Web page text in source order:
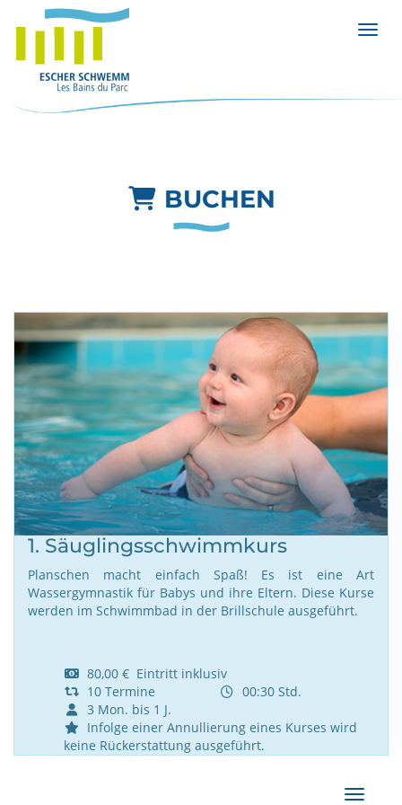
BUCHEN
1. Säuglingsschwimmkurs
Planschen macht einfach Spaß! Es ist eine Art
Wassergymnastik für Babys und ihre Eltern. Diese Kurse
werden im Schwimmbad in der Brillschule ausgeführt.
80,00 € Eintritt inklusiv
10 Termine
00:30 Std.
3 Mon. bis 1 J.
Infolge einer Annullierung eines Kurses wird
keine Rückerstattung ausgeführt.